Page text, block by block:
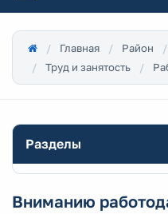
Главная Район
Труд и занятость
Разделы
Вниманию